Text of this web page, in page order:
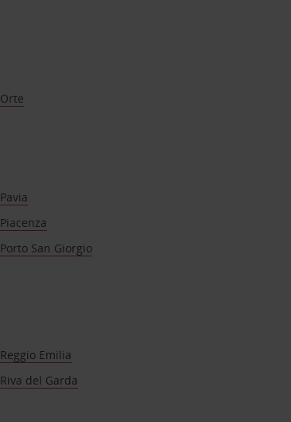
Orte
Pavia
Piacenza
Porto San Giorgio
Reggio Emilia
Riva del Garda